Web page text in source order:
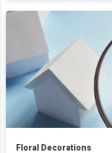
Floral Decorations